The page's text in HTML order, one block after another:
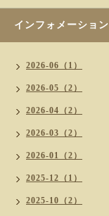
インフォメーション
2026-06（1）
2026-05（2）
2026-04（2）
2026-03（2）
2026-01（2）
2025-12（1）
2025-10（2）